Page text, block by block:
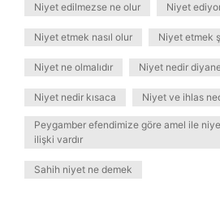
Niyet edilmezse ne olur Niyet
Niyet etmek nasıl olur Niyet etmek
Niyet ne olmalıdır Niyet nedir
Niyet nedir kısaca Niyet ve ihlas
Peygamber efendimize göre amel ile
ilişki vardır
Sahih niyet ne demek